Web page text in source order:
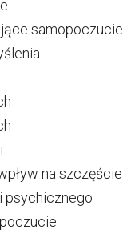
samopoczucie
na szczęście
psychicznego